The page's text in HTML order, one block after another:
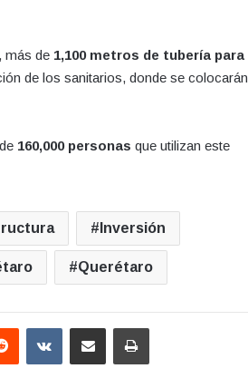
, más de 1,100 metros de tubería para
de los sanitarios, donde se colocarán
160,000 personas que utilizan este
Inversión
Querétaro
Reddit VKontakteCompartir por correo electrónicoImprimir